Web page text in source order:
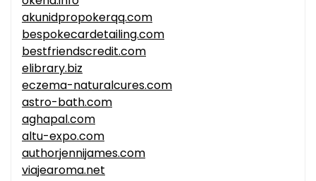
akunidpropokerqq.com
bespokecardetailing.com
bestfriendscredit.com
elibrary.biz
eczema-naturalcures.com
astro-bath.com
aghapal.com
altu-expo.com
authorjennijames.com
viajearoma.net